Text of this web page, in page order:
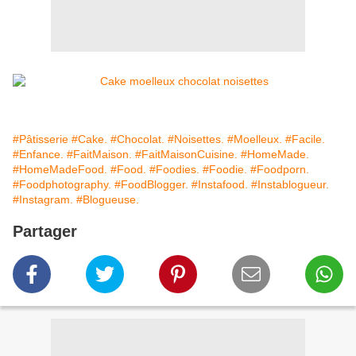
#Pâtisserie #Cake. #Chocolat. #Noisettes. #Moelleux. #Facile.
#Enfance. #FaitMaison. #FaitMaisonCuisine. #HomeMade.
#HomeMadeFood. #Food. #Foodies. #Foodie. #Foodporn.
#Foodphotography. #FoodBlogger. #Instafood. #Instablogueur.
#Instagram. #Blogueuse.
Partager